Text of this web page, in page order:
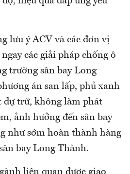
lưu ý ACV và các đơn vị
các giải pháp chống ô
trường sân bay Long
án san lấp, phủ xanh
dự trữ, không làm phát
ảnh hưởng đến sân bay
như sớm hoàn thành hàng
bay Long Thành.